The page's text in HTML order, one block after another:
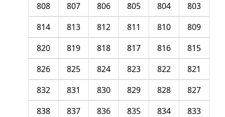
803
804
805
806
807
808
809
810
811
812
813
814
815
816
817
818
819
820
821
822
823
824
825
826
827
828
829
830
831
832
833
834
835
836
837
838